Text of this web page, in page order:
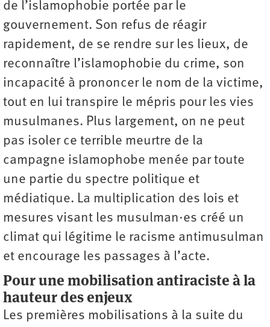
de l’islamophobie portée par le
gouvernement. Son refus de réagir
rapidement, de se rendre sur les lieux, de
reconnaître l’islamophobie du crime, son
incapacité à prononcer le nom de la victime,
tout en lui transpire le mépris pour les vies
musulmanes. Plus largement, on ne peut
pas isoler ce terrible meurtre de la
campagne islamophobe menée par toute
une partie du spectre politique et
médiatique. La multiplication des lois et
mesures visant les musulman·es créé un
climat qui légitime le racisme antimusulman
et encourage les passages à l’acte.
Pour une mobilisation antiraciste à la
hauteur des enjeux
Les premières mobilisations à la suite du